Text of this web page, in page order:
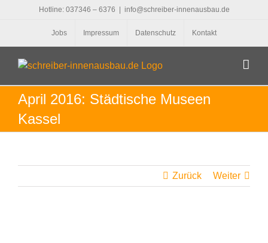
Hotline: 037346 – 6376 info@schreiber-innenausbau.de
Jobs Impressum Datenschutz Kontakt
April 2016: Städtische Museen
Kassel
Zurück Weiter